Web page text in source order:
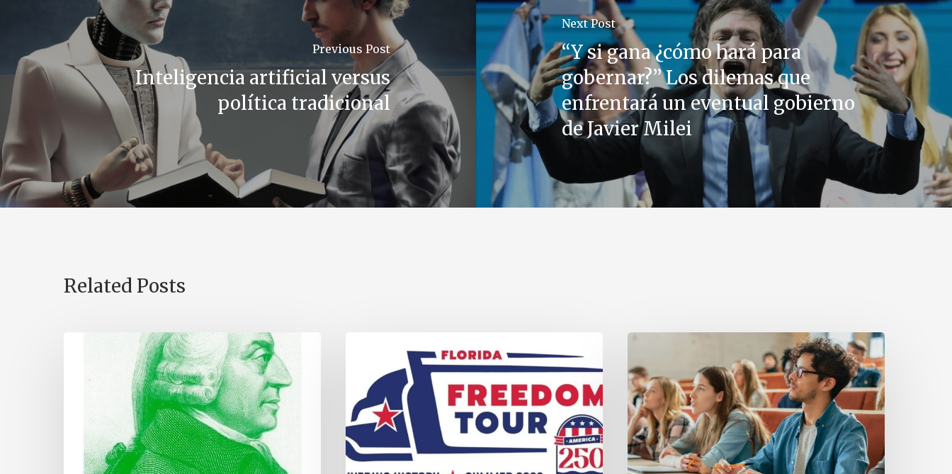
Previous Post
Inteligencia artificial versus
política tradicional
Next Post
“Y si gana ¿cómo hará para
gobernar?” Los dilemas que
enfrentará un eventual gobierno
de Javier Milei
Related Posts